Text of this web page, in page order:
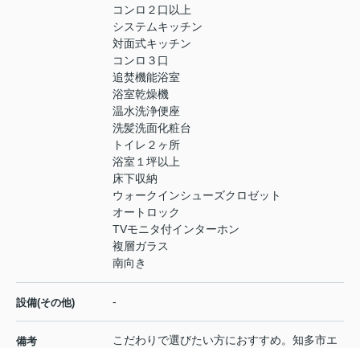
コンロ２口以上
システムキッチン
対面式キッチン
コンロ３口
追焚機能浴室
浴室乾燥機
温水洗浄便座
洗髪洗面化粧台
トイレ２ヶ所
浴室１坪以上
床下収納
ウォークインシューズクロゼット
オートロック
TVモニタ付インターホン
複層ガラス
南向き
設備(その他) -
備考
こだわりで選びたい方におすすめ。知多市エ